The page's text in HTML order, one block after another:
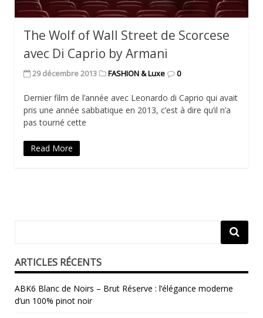
The Wolf of Wall Street de Scorcese
avec Di Caprio by Armani
29 décembre 2013 FASHION & Luxe 0
Dernier film de l’année avec Leonardo di Caprio qui avait
pris une année sabbatique en 2013, c’est à dire qu’il n’a
pas tourné cette
Read More
ARTICLES RÉCENTS
ABK6 Blanc de Noirs – Brut Réserve : l’élégance moderne
d’un 100% pinot noir